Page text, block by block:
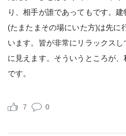
り、相手が誰であってもです。
(たまたまその場にいた方)は先に
います。皆が非常にリラックス
に見えます。そういうところが
です。
7 0